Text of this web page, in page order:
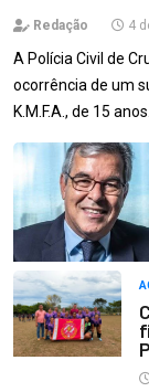
Redação 4
A Polícia Civil de
ocorrência de um
K.M.F.A., de 15 anos.